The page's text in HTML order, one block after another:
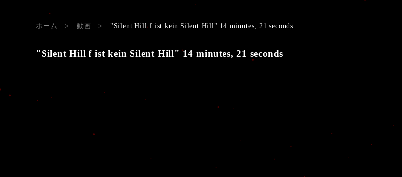
ホーム > 動画 > "Silent Hill f ist kein Silent Hill" 14 minutes, 21 seconds
"Silent Hill f ist kein Silent Hill" 14 minutes, 21 seconds